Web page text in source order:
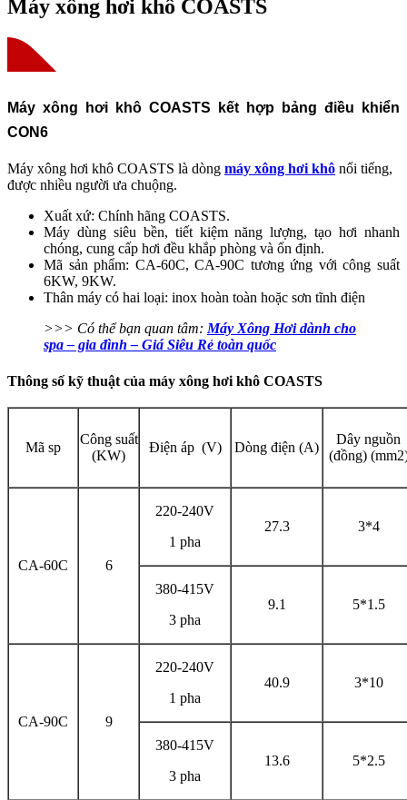
Máy xông hơi khô COASTS
Máy xông hơi khô COASTS kết hợp bảng điều khiển
CON6
Máy xông hơi khô COASTS là dòng máy xông hơi khô nổi tiếng,
được nhiều người ưa chuộng.
Xuất xứ: Chính hãng COASTS.
Máy dùng siêu bền, tiết kiệm năng lượng, tạo hơi nhanh
chóng, cung cấp hơi đều khắp phòng và ổn định.
Mã sản phẩm: CA-60C, CA-90C tương ứng với công suất
6KW, 9KW.
Thân máy có hai loại: inox hoàn toàn hoặc sơn tĩnh điện
>>> Có thể bạn quan tâm: Máy Xông Hơi dành cho
spa – gia đình – Giá Siêu Rẻ toàn quốc
Thông số kỹ thuật của máy xông hơi khô COASTS
Mã sp
Công suất
(KW)
Điện áp (V) Dòng điện (A)
Dây nguồn
(đồng)
CA-60C 6
220-240V
1 pha
27.3 3*4
380-415V
3 pha
9.1 5*1.5
CA-90C 9
220-240V
1 pha
40.9 3*10
380-415V
3 pha
13.6 5*2.5